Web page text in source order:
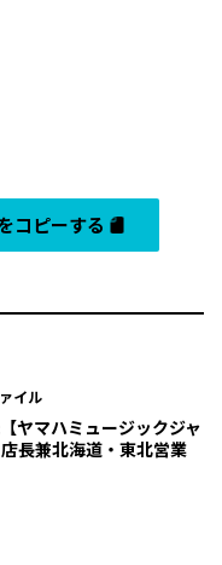
コピーする
イル
ヤマハミュージックジャ
長兼北海道・東北営業